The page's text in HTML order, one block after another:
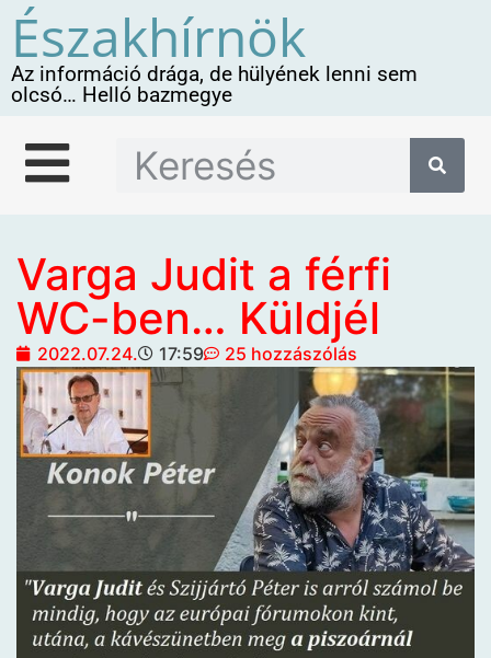
Északhírnök
Az információ drága, de hülyének lenni sem
olcsó… Helló bazmegye
Varga Judit a férfi
WC-ben… Küldjél
2022.07.24. 17:59 25 hozzászólás